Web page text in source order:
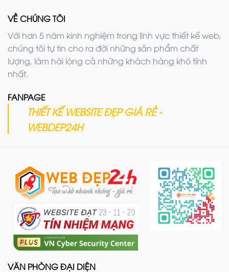
VỀ CHÚNG TÔI
Với hơn 5 năm kinh nghiệm trong lĩnh vực thiết kế web,
chúng tôi tự tin cho ra đời những sản phẩm chất
lượng, làm hài lòng cả những khách hàng khó tính
nhất.
FANPAGE
THIẾT KẾ WEBSITE ĐẸP GIÁ RẺ -
WEBDEP24H
VĂN PHÒNG ĐẠI DIỆN